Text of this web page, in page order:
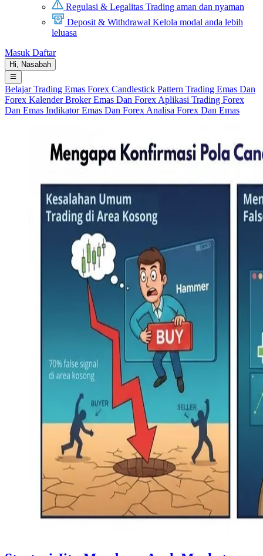
Regulasi & Legalitas Trading aman dan nyaman
Deposit & Withdrawal Kelola modal anda lebih
leluasa
Masuk Daftar
Hi, Nasabah
Belajar Trading Emas Forex Candlestick Pattern Trading Emas Dan
Forex KalenderBroker Emas Dan Forex Aplikasi Trading Forex
Dan Emas Indikator Emas Dan Forex Analisa Forex Dan Emas